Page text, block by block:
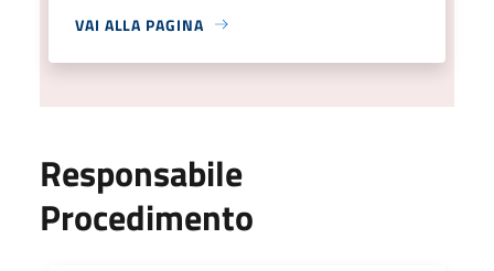
VAI ALLA PAGINA
Responsabile
Procedimento